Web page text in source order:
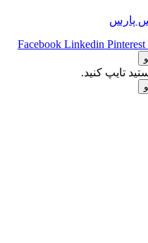
پارس
Facebook Linkedin Pinterest
تایپ کنید.